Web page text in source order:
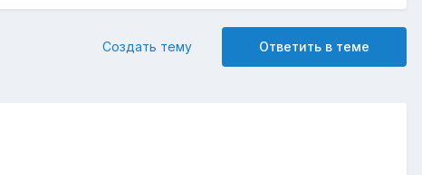
Ответить в теме
Создать тему